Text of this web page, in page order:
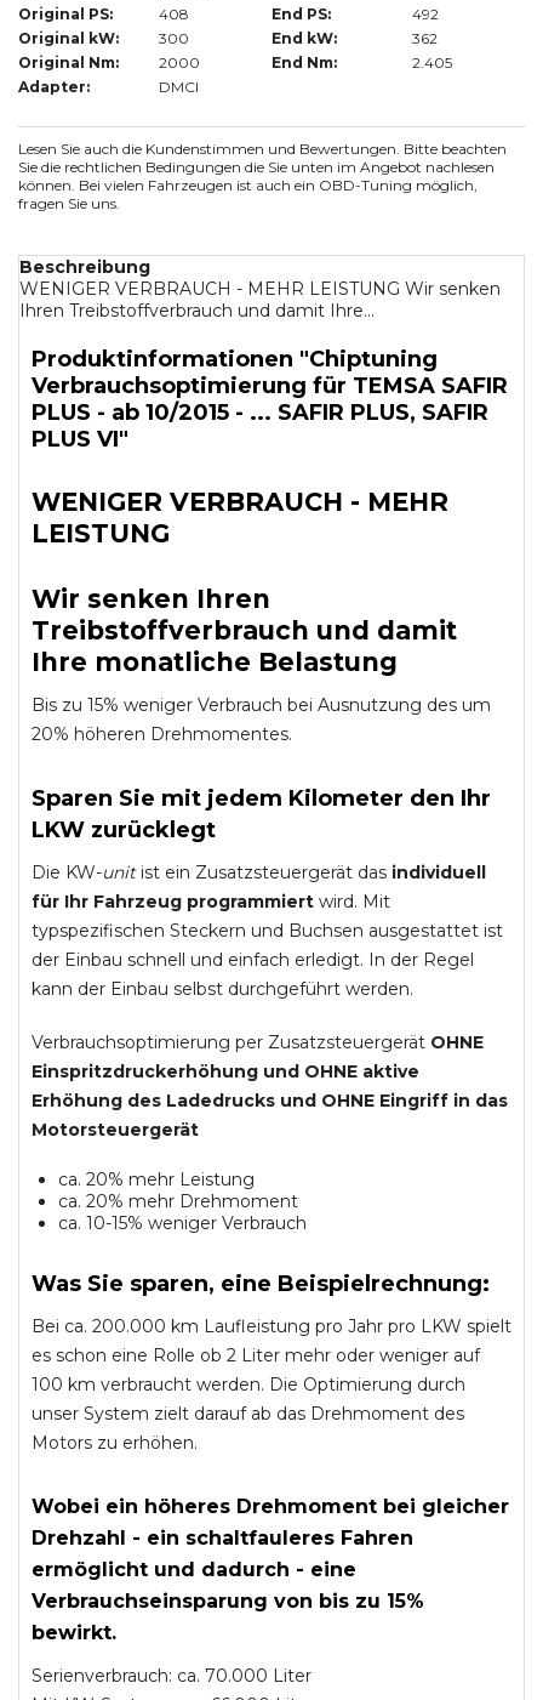
Original PS:
408 End PS:
492
Original kW:
300 End kW:
362
Original Nm:
2000 End Nm:
2.405
Adapter:
DMCI
Lesen Sie auch die Kundenstimmen und Bewertungen. Bitte beachten
Sie die rechtlichen Bedingungen die Sie unten im Angebot nachlesen
können. Bei vielen Fahrzeugen ist auch ein OBD-Tuning möglich,
fragen Sie uns.
Beschreibung
WENIGER VERBRAUCH - MEHR LEISTUNG Wir senken
Ihren Treibstoffverbrauch und damit Ihre...
Produktinformationen "Chiptuning
Verbrauchsoptimierung für TEMSA SAFIR
PLUS - ab 10/2015 - ... SAFIR PLUS, SAFIR
PLUS VI"
WENIGER VERBRAUCH - MEHR
LEISTUNG
Wir senken Ihren
Treibstoffverbrauch und damit
Ihre monatliche Belastung
Bis zu 15% weniger Verbrauch bei Ausnutzung des um
20% höheren Drehmomentes.
Sparen Sie mit jedem Kilometer den Ihr
LKW zurücklegt
Die KW-unitist ein Zusatzsteuergerät das individuell
für Ihr Fahrzeug programmiert wird. Mit
typspezifischen Steckern und Buchsen ausgestattet ist
der Einbau schnell und einfach erledigt. In der Regel
kann der Einbau selbst durchgeführt werden.
Verbrauchsoptimierung per Zusatzsteuergerät OHNE
Einspritzdruckerhöhung und OHNE aktive
Erhöhung des Ladedrucks und OHNE Eingriff in das
Motorsteuergerät
ca. 20% mehr Leistung
ca. 20% mehr Drehmoment
ca. 10-15% weniger Verbrauch
Was Sie sparen, eine Beispielrechnung:
Bei ca. 200.000 km Laufleistung pro Jahr pro LKW spielt
es schon eine Rolle ob 2 Liter mehr oder weniger auf
100 km verbraucht werden. Die Optimierung durch
unser System zielt darauf ab das Drehmoment des
Motors zu erhöhen.
Wobei ein höheres Drehmoment bei gleicher
Drehzahl - ein schaltfauleres Fahren
ermöglicht und dadurch - eine
Verbrauchseinsparung von bis zu 15%
bewirkt.
Serienverbrauch: ca. 70.000 Liter